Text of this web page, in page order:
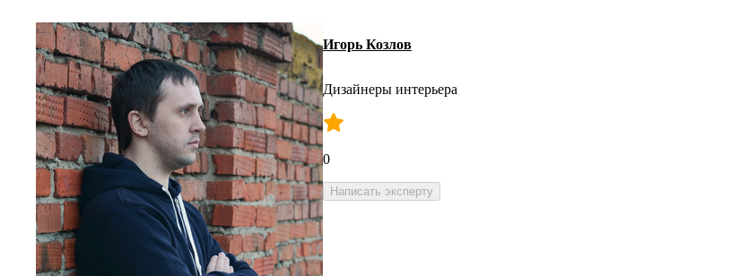
Игорь Козлов
Дизайнеры интерьера
0
Написать эксперту